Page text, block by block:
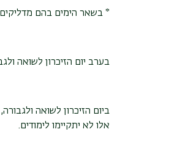
* בשאר הימים בהם מדליקים
בערב יום הזיכרון לשואה ולגבורה, יום רביעי,
אלו לא יתקיימו לימודים.